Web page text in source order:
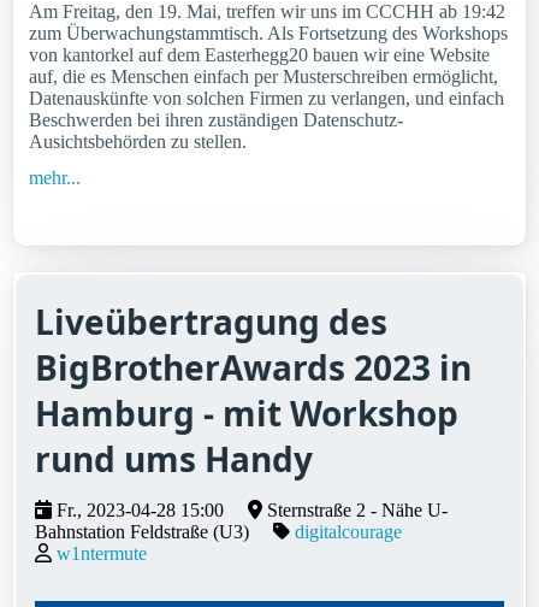
Am Freitag, den 19. Mai, treffen wir uns im CCCHH ab 19:42
zum Überwachungstammtisch. Als Fortsetzung des Workshops
von kantorkel auf dem Easterhegg20 bauen wir eine Website
auf, die es Menschen einfach per Musterschreiben ermöglicht,
Datenauskünfte von solchen Firmen zu verlangen, und einfach
Beschwerden bei ihren zuständigen Datenschutz-
Ausichtsbehörden zu stellen.
mehr...
Liveübertragung des
BigBrotherAwards 2023 in
Hamburg - mit Workshop
rund ums Handy
Fr., 2023-04-28 15:00
Sternstraße 2 - Nähe U-
Bahnstation Feldstraße (U3)
digitalcourage
w1ntermute